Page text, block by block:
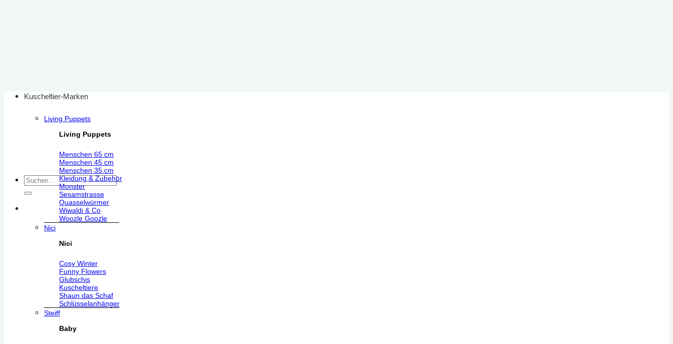
Suchen
Kuscheltier-Marken
Living Puppets
Living Puppets
Menschen 65 cm
Menschen 45 cm
Menschen 35 cm
Kleidung & Zubehör
Monster
Sesamstrasse
Quasselwürmer
Wiwaldi & Co
Woozle Goozle
Nici
Nici
Cosy Winter
Funny Flowers
Glubschis
Kuscheltiere
Shaun das Schaf
Schlüsselanhänger
Steiff
Baby